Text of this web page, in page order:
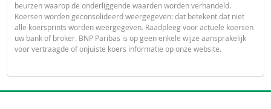
beurzen waarop de onderliggende waarden worden verhandeld.
Koersen worden geconsolideerd weergegeven: dat betekent dat niet
alle koersprints worden weergegeven. Raadpleeg voor actuele koersen
uw bank of broker. BNP Paribas is op geen enkele wijze aansprakelijk
voor vertraagde of onjuiste koers informatie op onze website.